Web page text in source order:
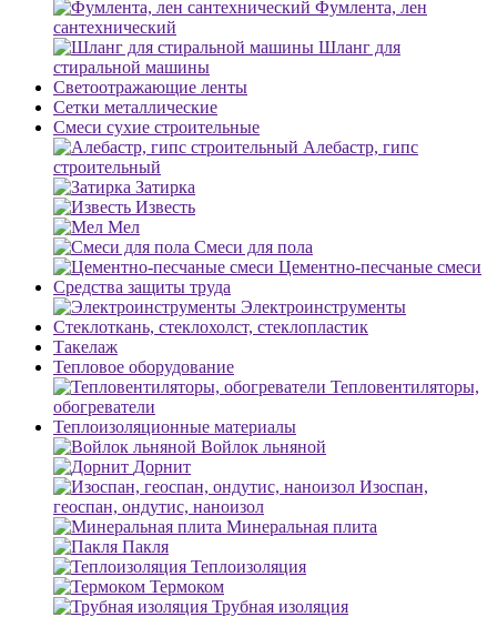
Фумлента, лен
сантехнический
Шланг для
стиральной машины
Светоотражающие ленты
Сетки металлические
Смеси сухие строительные
Алебастр, гипс
строительный
Затирка
Известь
Мел
Смеси для пола
Цементно-песчаные смеси
Средства защиты труда
Электроинструменты
Стеклоткань, стеклохолст, стеклопластик
Такелаж
Тепловое оборудование
Тепловентиляторы,
обогреватели
Теплоизоляционные материалы
Войлок льняной
Дорнит
Изоспан,
геоспан, ондутис, наноизол
Минеральная плита
Пакля
Теплоизоляция
Термоком
Трубная изоляция